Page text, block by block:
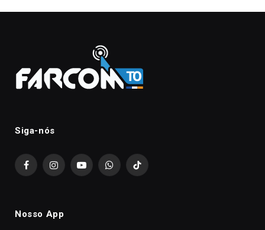
Siga-nós
FacebookInstagramYouTubeWhatsAppTikTok
Nosso App